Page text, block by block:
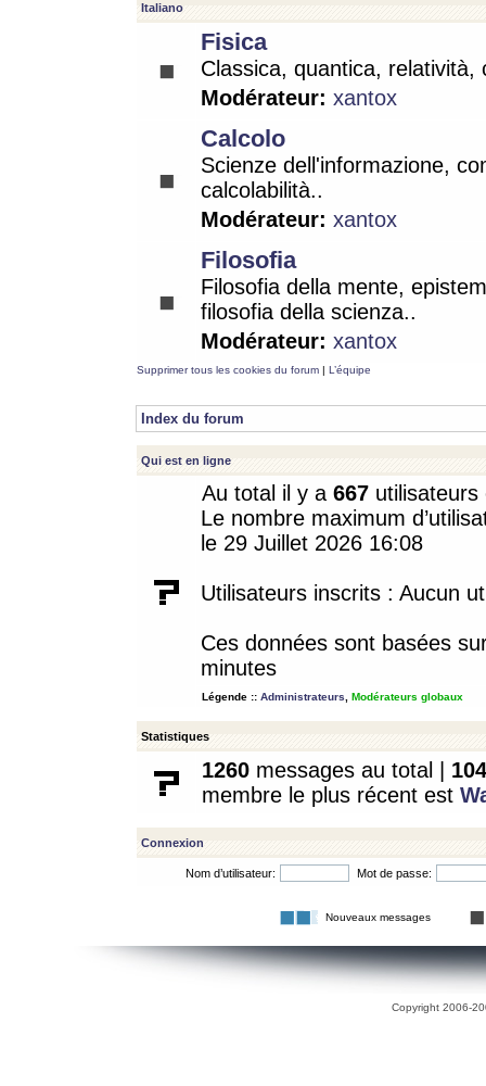
Italiano
Fisica
Classica, quantica, relatività,
Modérateur: xantox
Calcolo
Scienze dell'informazione,
calcolabilità..
Modérateur: xantox
Filosofia
Filosofia della mente,
filosofia della scienza..
Modérateur: xantox
Supprimer tous les cookies du forum | L’équipe
Index du forum
Qui est en ligne
Au total il y a 667
Le nombre maximum
le 29 Juillet 2026 16:08
Utilisateurs inscrits : Aucun
Ces données sont basées
minutes
Légende :: Administrateurs Modérateurs globaux
Statistiques
1260 messages au total | 104
membre le plus récent est
Connexion
Nom d’utilisateur: Mot de passe:
Nouveaux messages
Copyright 2006-